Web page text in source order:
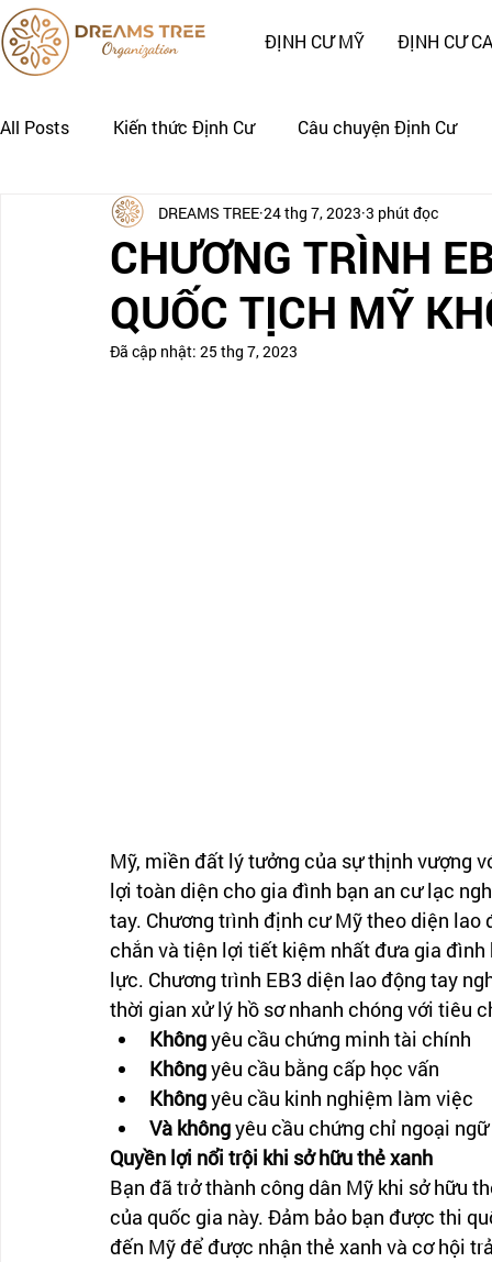
ĐỊNH CƯ MỸ ĐỊNH CƯ
All Posts Kiến thức Định Cư Câu chuyện Định Cư
Nhật Ký Định Cư của Khách Hàng CÂU CHUYỆN
CHƯƠNG TRÌNH
QUỐC TỊCH MỸ
DREAMS TREE 24 thg 7, 2023 3 phút đọc
Đã cập nhật: 25 thg 7, 2023
Mỹ, miền đất lý tưởng của sự thịnh vượng
lợi toàn diện cho gia đình bạn an cư lạc
tay. Chương trình định cư Mỹ theo diện
chắn và tiện lợi tiết kiệm nhất đưa gia
lực. Chương trình EB3 diện lao động tay
thời gian xử lý hồ sơ nhanh chóng với tiêu
Không yêu cầu chứng minh tài chính
Không yêu cầu bằng cấp học vấn
Không yêu cầu kinh nghiệm làm việc
Và không yêu cầu chứng chỉ ngoại ngữ
Quyền lợi nổi trội khi sở hữu thẻ xanh
Bạn đã trở thành công dân Mỹ khi sở hữu
của quốc gia này. Đảm bảo bạn được thi
đến Mỹ để được nhận thẻ xanh và cơ hội